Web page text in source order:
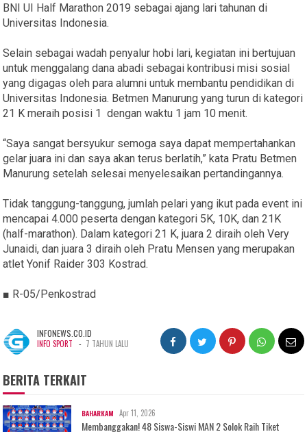
BNI UI Half Marathon 2019 sebagai ajang lari tahunan di
Universitas Indonesia.
Selain sebagai wadah penyalur hobi lari, kegiatan ini bertujuan
untuk menggalang dana abadi sebagai kontribusi misi sosial
yang digagas oleh para alumni untuk membantu pendidikan di
Universitas Indonesia. Betmen Manurung yang turun di kategori
21 K meraih posisi 1 dengan waktu 1 jam 10 menit.
“Saya sangat bersyukur semoga saya dapat mempertahankan
gelar juara ini dan saya akan terus berlatih,” kata Pratu Betmen
Manurung setelah selesai menyelesaikan pertandingannya.
Tidak tanggung-tanggung, jumlah pelari yang ikut pada event ini
mencapai 4.000 peserta dengan kategori 5K, 10K, dan 21K
(half-marathon). Dalam kategori 21 K, juara 2 diraih oleh Very
Junaidi, dan juara 3 diraih oleh Pratu Mensen yang merupakan
atlet Yonif Raider 303 Kostrad.
■ R-05/Penkostrad
INFONEWS.CO.ID
INFO SPORT - 7 TAHUN LALU
BERITA TERKAIT
BAHARKAM Apr 11, 2026
Membanggakan! 48 Siswa-Siswi MAN 2 Solok Raih Tiket